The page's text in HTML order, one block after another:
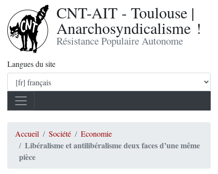
CNT-AIT - Toulouse |
Anarchosyndicalisme !
Résistance Populaire Autonome
Langues du site
Accueil Société Economie
Libéralisme et antilibéralisme deux faces d’une même
pièce